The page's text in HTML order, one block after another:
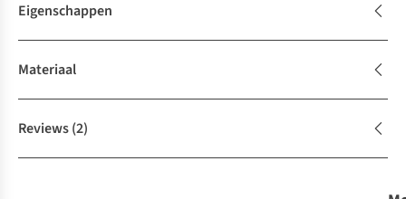
Eigenschappen
Materiaal
Reviews(2)